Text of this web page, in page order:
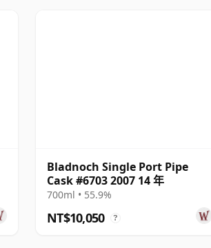
Bladnoch Single Port Pipe
Cask #6703 2007 14 年
700ml • 55.9%
NT$10,050 ?